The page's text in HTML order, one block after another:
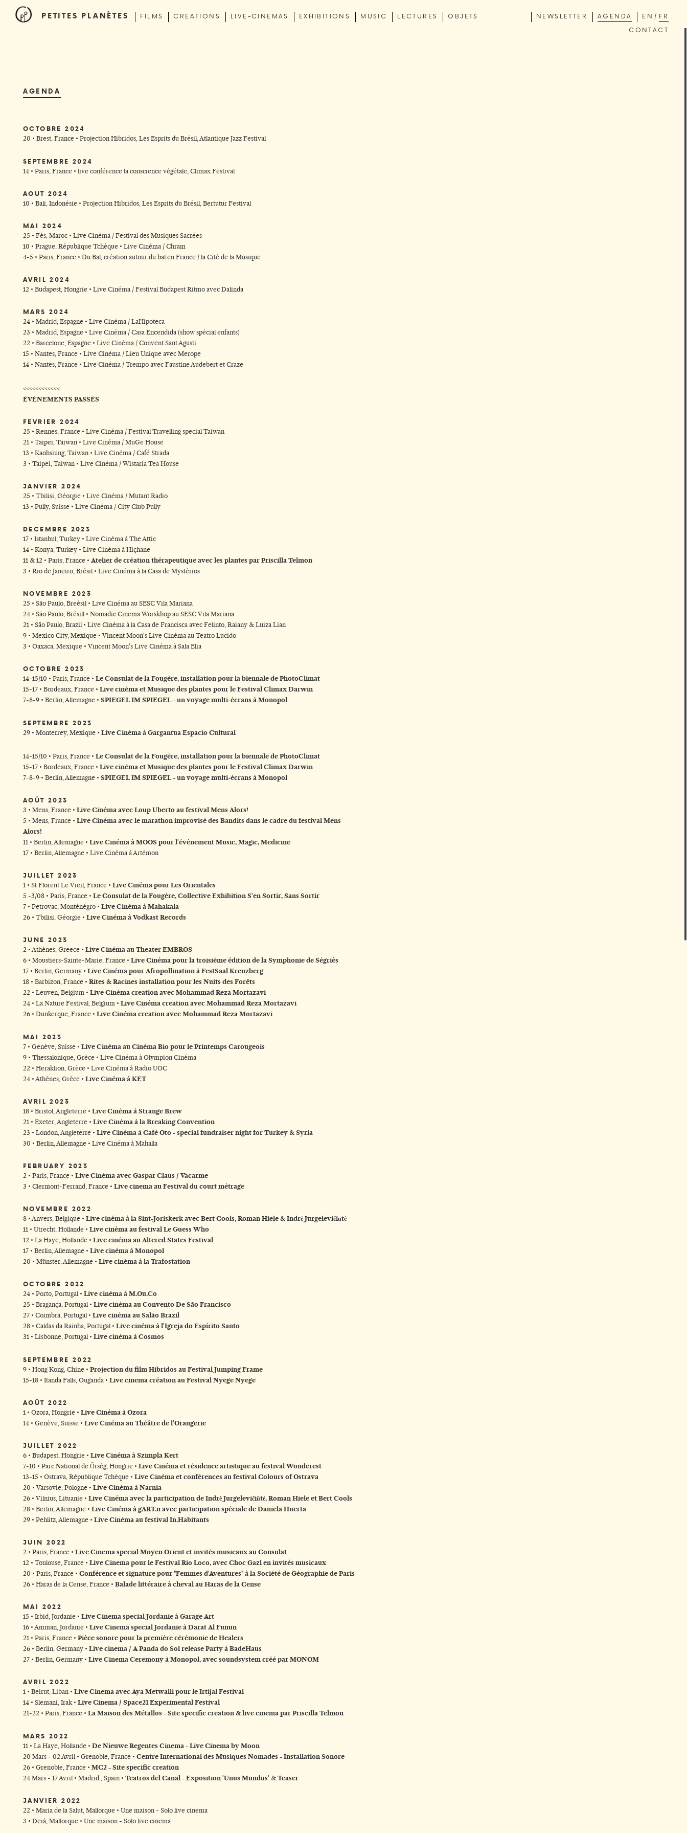
PETITES PLANÈTES EN FR
FILMS CREATIONS LIVE-CINEMAS EXHIBITIONS MUSIC LECTURES OBJETS AGENDA
NEWSLETTER
CONTACT
AGENDA
OCTOBRE 2024
20 • Brest, France • Projection Hibridos, Les Esprits du Brésil, Atlantique Jazz Festival
SEPTEMBRE 2024
14 • Paris, France • live conférence la conscience végétale, Climax Festival
AOUT 2024
10 • Bali, Indonésie • Projection Hibridos, Les Esprits du Brésil, Bertutur Festival
MAI 2024
25 • Fès, Maroc • Live Cinéma / Festival des Musiques Sacrées
10 • Prague, République Tchèque • Live Cinéma / Chram
4-5 • Paris, France • Du Bal, création autour du bal en France / la Cité de la Musique
AVRIL 2024
12 • Budapest, Hongrie • Live Cinéma / Festival Budapest Ritmo avec Dalinda
MARS 2024
24 • Madrid, Espagne • Live Cinéma / LaHipoteca
23 • Madrid, Espagne • Live Cinéma / Casa Encendida (show spécial enfants)
22 • Barcelone, Espagne • Live Cinéma / Convent Sant Agusti
15 • Nantes, France • Live Cinéma / Lieu Unique avec Merope
14 • Nantes, France • Live Cinéma / Trempo avec Faustine Audebert et Craze
<<<<<<<<<<<<
ÉVÈNEMENTS PASSÉS
FEVRIER 2024
25 • Rennes, France • Live Cinéma / Festival Travelling special Taiwan
21 • Taipei, Taiwan • Live Cinéma / MuGe House
13 • Kaohsiung, Taiwan • Live Cinéma / Café Strada
3 • Taipei, Taiwan • Live Cinéma / Wistaria Tea House
JANVIER 2024
25 • Tbilisi, Géorgie • Live Cinéma / Mutant Radio
13 • Pully, Suisse • Live Cinéma / City Club Pully
DECEMBRE 2023
17 • Istanbul, Turkey • Live Cinéma à The Attic
14 • Konya, Turkey • Live Cinéma à Hiçhane
11 & 12 • Paris, France •Atelier de création thérapeutique avec les plantes par Priscilla Telmon
3 • Rio de Janeiro, Brésil • Live Cinéma à la Casa de Mystérios
NOVEMBRE 2023
25 • São Paulo, Breésil • Live Cinéma au SESC Vila Mariana
24 • São Paulo, Brésill • Nomadic Cinema Worskhop au SESC Vila Mariana
21 • São Paulo, Brazil • Live Cinéma à la Casa de Francisca avec Felinto, Raiany & Luiza Lian
9 • Mexico City, Mexique • Vincent Moon's Live Cinéma au Teatro Lucido
3 • Oaxaca, Mexique • Vincent Moon's Live Cinéma à Sala Elia
OCTOBRE 2023
14-15/10 • Paris, France • Le Consulat de la Fougère, installation pour la biennale de PhotoClimat
15-17 • Bordeaux, France • Live cinéma et Musique des plantes pour le Festival Climax Darwin
7-8-9 • Berlin, Allemagne • SPIEGEL IM SPIEGEL - un voyage multi-écrans à Monopol
SEPTEMBRE 2023
29 • Monterrey, Mexique • Live Cinéma à Gargantua Espacio Cultural
14-15/10 • Paris, France • Le Consulat de la Fougère, installation pour la biennale de PhotoClimat
15-17 • Bordeaux, France • Live cinéma et Musique des plantes pour le Festival Climax Darwin
7-8-9 • Berlin, Allemagne • SPIEGEL IM SPIEGEL - un voyage multi-écrans à Monopol
AOÛT 2023
3 • Mens, France • Live Cinéma avec Loup Uberto au festival Mens Alors!
5 • Mens, France • Live Cinéma avec le marathon improvisé des Bandits dans le cadre du festival Mens
Alors!
11 • Berlin, Allemagne • Live Cinéma à MOOS pour l'évènement Music, Magic, Medicine
17 • Berlin, Allemagne • Live Cinéma à Artémon
JUILLET 2023
1 • St Florent Le Vieil, France • Live Cinéma pour Les Orientales
5 -3/08 • Paris, France • Le Consulat de la Fougère, Collective Exhibition S'en Sortir, Sans Sortir
7 • Petrovac, Monténégro • Live Cinéma à Mahakala
26 • Tbilisi, Géorgie • Live Cinéma à Vodkast Records
JUNE 2023
2 • Athènes, Greece • Live Cinéma au Theater EMBROS
6 • Moustiers-Sainte-Marie, France • Live Cinéma pour la troisième édition de la Symphonie de Ségriès
17 • Berlin, Germany • Live Cinéma pour Afropollination à FestSaal Kreuzberg
18 • Barbizon, France • Rites & Racines installation pour les Nuits des Forêts
22 • Leuven, Belgium • Live Cinéma creation avec Mohammad Reza Mortazavi
24 • La Nature Festival, Belgium • Live Cinéma creation avec Mohammad Reza Mortazavi
26 • Dunkerque, France • Live Cinéma creation avec Mohammad Reza Mortazavi
MAI 2023
7 • Genève, Suisse • Live Cinéma au Cinéma Bio pour le Printemps Carougeois
9 • Thessalonique, Grèce • Live Cinéma à Olympion Cinéma
22 • Heraklion, Grèce • Live Cinéma à Radio UOC
24 • Athènes, Grèce • Live Cinéma à KET
AVRIL 2023
18 • Bristol, Angleterre • Live Cinéma à Strange Brew
21 • Exeter, Angleterre • Live Cinéma à la Breaking Convention
23 • London, Angleterre • Live Cinéma à Café Oto - special fundraiser night for Turkey & Syria
30 • Berlin, Allemagne • Live Cinéma à Mahalla
FEBRUARY 2023
2 • Paris, France • Live Cinéma avec Gaspar Claus / Vacarme
3 • Clermont-Ferrand, France • Live cinema au Festival du court métrage
NOVEMBRE 2022
8 • Anvers, Belgique • Live cinéma à la Sint-Joriskerk avec Bert Cools, Roman Hiele & Indrė Jurgelevičiūtė
11 • Utrecht, Hollande • Live cinéma au festival Le Guess Who
12 • La Haye, Hollande • Live cinéma au Altered States Festival
17 • Berlin, Allemagne • Live cinéma à Monopol
20 • Münster, Allemagne • Live cinéma à la Trafostation
OCTOBRE 2022
24 • Porto, Portugal • Live cinéma à M.Ou.Co
25 • Bragança, Portugal • Live cinéma au Convento De São Francisco
27 • Coimbra, Portugal • Live cinéma au Salão Brazil
28 • Caldas da Rainha, Portugal • Live cinéma à l'Igreja do Espírito Santo
31 • Lisbonne, Portugal • Live cinéma à Cosmos
SEPTEMBRE 2022
9 • Hong Kong, Chine • Projection du film Hibridos au Festival Jumping Frame
15-18 • Itanda Falls, Ouganda • Live cinema création au Festival Nyege Nyege
AOÛT 2022
1 • Ozora, Hongrie • Live Cinéma à Ozora
14 • Genève, Suisse • Live Cinéma au Théâtre de l'Orangerie
JUILLET 2022
6 • Budapest, Hongrie • Live Cinéma à Szimpla Kert
7-10 • Parc National de Őrség, Hongrie • Live Cinéma et résidence artistique au festival Wonderest
13-15 • Ostrava, République Tchèque • Live Cinéma et conférences au festival Colours of Ostrava
20 • Varsovie, Pologne • Live Cinéma à Narnia
26 • Vilnius, Lituanie • Live Cinéma avec la participation de Indrė Jurgelevičiūtė, Roman Hiele et Bert Cools
28 • Berlin, Allemagne • Live Cinéma à gART.n avec participation spéciale de Daniela Huerta
29 • Pehlitz, Allemagne • Live Cinéma au festival In.Habitants
JUIN 2022
2 • Paris, France • Live Cinema special Moyen Orient et invités musicaux au Consulat
12 • Toulouse, France • Live Cinema pour le Festival Rio Loco, avec Choc Gazl en invités musicaux
20 • Paris, France • Conférence et signature pour "Femmes d'Aventures" à la Société de Géographie de Paris
26 • Haras de la Cense, France • Balade littéraire à cheval au Haras de la Cense
MAI 2022
15 • Irbid, Jordanie • Live Cinema special Jordanie à Garage Art
16 • Amman, Jordanie • Live Cinema special Jordanie à Darat Al Funun
21 • Paris, France • Pièce sonore pour la première cérémonie de Healers
26 • Berlin, Germany • Live cinema / A Panda do Sol release Party à BadeHaus
27 • Berlin, Germany • Live Cinema Ceremony à Monopol, avec soundsystem créé par MONOM
AVRIL 2022
1 • Beirut, Liban • Live Cinema avec Aya Metwalli pour le Irtijal Festival
14 • Slemani, Irak • Live Cinema / Space21 Experimental Festival
21-22 • Paris, France • La Maison des Métallos - Site specific creation & live cinema par Priscilla Telmon
MARS 2022
11 • La Haye, Hollande • De Nieuwe Regentes Cinema - Live Cinema by Moon
20 Mars - 02 Avril • Grenoble, France • Centre International des Musiques Nomades - Installation Sonore
26 • Grenoble, France • MC2 - Site specific creation
24 Mars - 17 Avril • Madrid , Spain • Teatros del Canal - Exposition 'Unus Mundus' & Teaser
JANVIER 2022
22 • Maria de la Salut, Mallorque • Une maison - Solo live cinema
3 • Deià, Mallorque • Une maison - Solo live cinema